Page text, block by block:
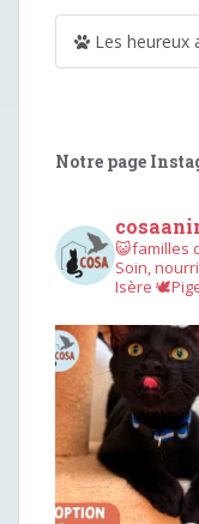
Les heureux
Notre page
😺familles
Soin,
Isère